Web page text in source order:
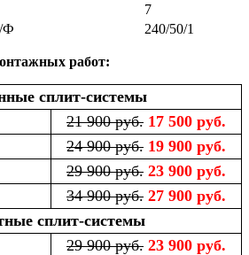
7
Ф
240/50/1
работ:
сплит-системы
21 900 руб. 17 500 руб.
24 900 руб. 19 900 руб.
29 900 руб. 23 900 руб.
34 900 руб. 27 900 руб.
сплит-системы
29 900 руб. 23 900 руб.